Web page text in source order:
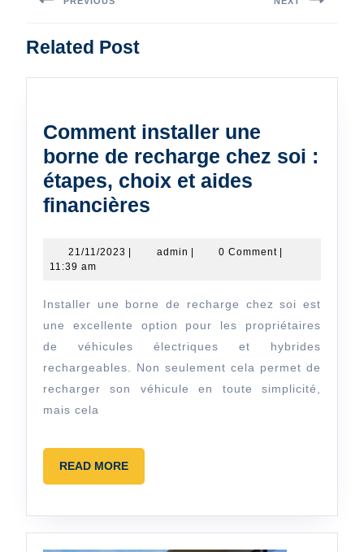
de
post:
Related Post
Comment installer une
borne de recharge chez soi :
étapes, choix et aides
financières
une
de
recharge
chez
soi
:
financières
21/11/2023 21/11/2023
admin admin0 Comment
11:39 am
Installer une borne de recharge chez soi est
une excellente option pour les propriétaires
de véhicules électriques et hybrides
rechargeables. Non seulement cela permet de
recharger son véhicule en toute simplicité,
mais cela
READ MOREREAD
MORE